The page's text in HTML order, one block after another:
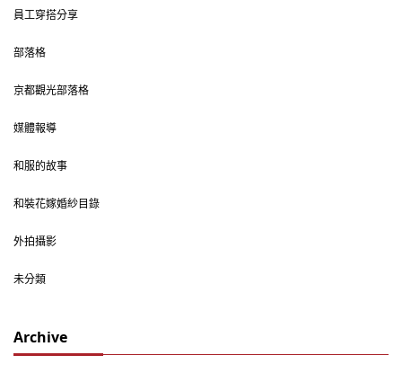
員工穿搭分享
部落格
京都觀光部落格
媒體報導
和服的故事
和裝花嫁婚紗目錄
外拍攝影
未分類
Archive